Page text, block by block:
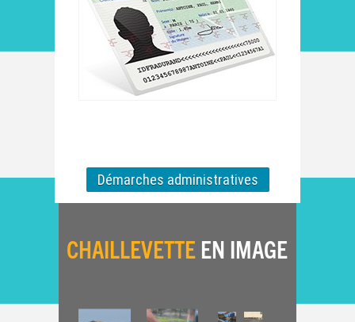
Démarches administratives
CHAILLEVETTE EN IMAGE